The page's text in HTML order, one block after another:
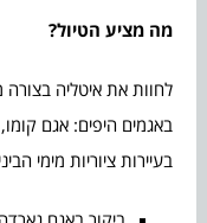
מה מציע הטיול?
לחוות את איטליה בצורה
באגמים היפים: אגם
בעיירות ציוריות מימי